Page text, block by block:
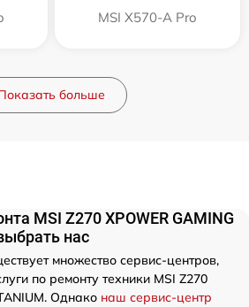
MSI X570-A Pro
больше
MSI Z270 XPOWER GAMING
нас
множество сервис-центров,
по ремонту техники MSI Z270
Однако наш сервис-центр